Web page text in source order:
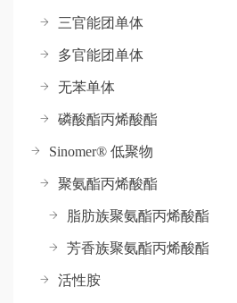
三官能团单体
多官能团单体
无苯单体
磷酸酯丙烯酸酯
Sinomer® 低聚物
聚氨酯丙烯酸酯
脂肪族聚氨酯丙烯酸酯
芳香族聚氨酯丙烯酸酯
活性胺